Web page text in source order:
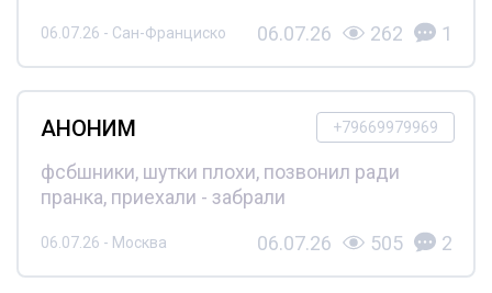
06.07.26 - Сан-Франциско 06.07.26 262 1
+79669979969
АНОНИМ
фсбшники, шутки плохи, позвонил ради
пранка, приехали - забрали
06.07.26 - Москва 06.07.26 505 2